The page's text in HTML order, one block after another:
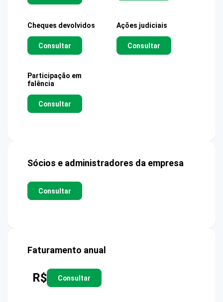
Cheques devolvidos
Consultar
Ações judiciais
Consultar
Participação em
falência
Consultar
Sócios e administradores da empresa
Consultar
Faturamento anual
R$ Consultar